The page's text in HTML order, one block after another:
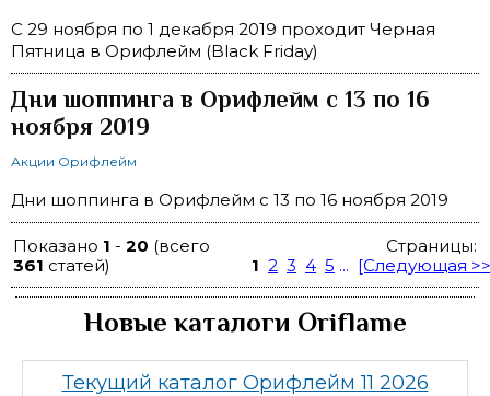
C 29 ноября по 1 декабря 2019 проходит Черная
Пятница в Орифлейм (Black Friday)
Дни шоппинга в Орифлейм с 13 по 16
ноября 2019
Акции Орифлейм
Дни шоппинга в Орифлейм с 13 по 16 ноября 2019
Показано 1 - 20 (всего
361 статей)
Страницы:
1 2 3 4 5 ... [Следующая
Новые каталоги Oriflame
Текущий каталог Орифлейм 11 2026